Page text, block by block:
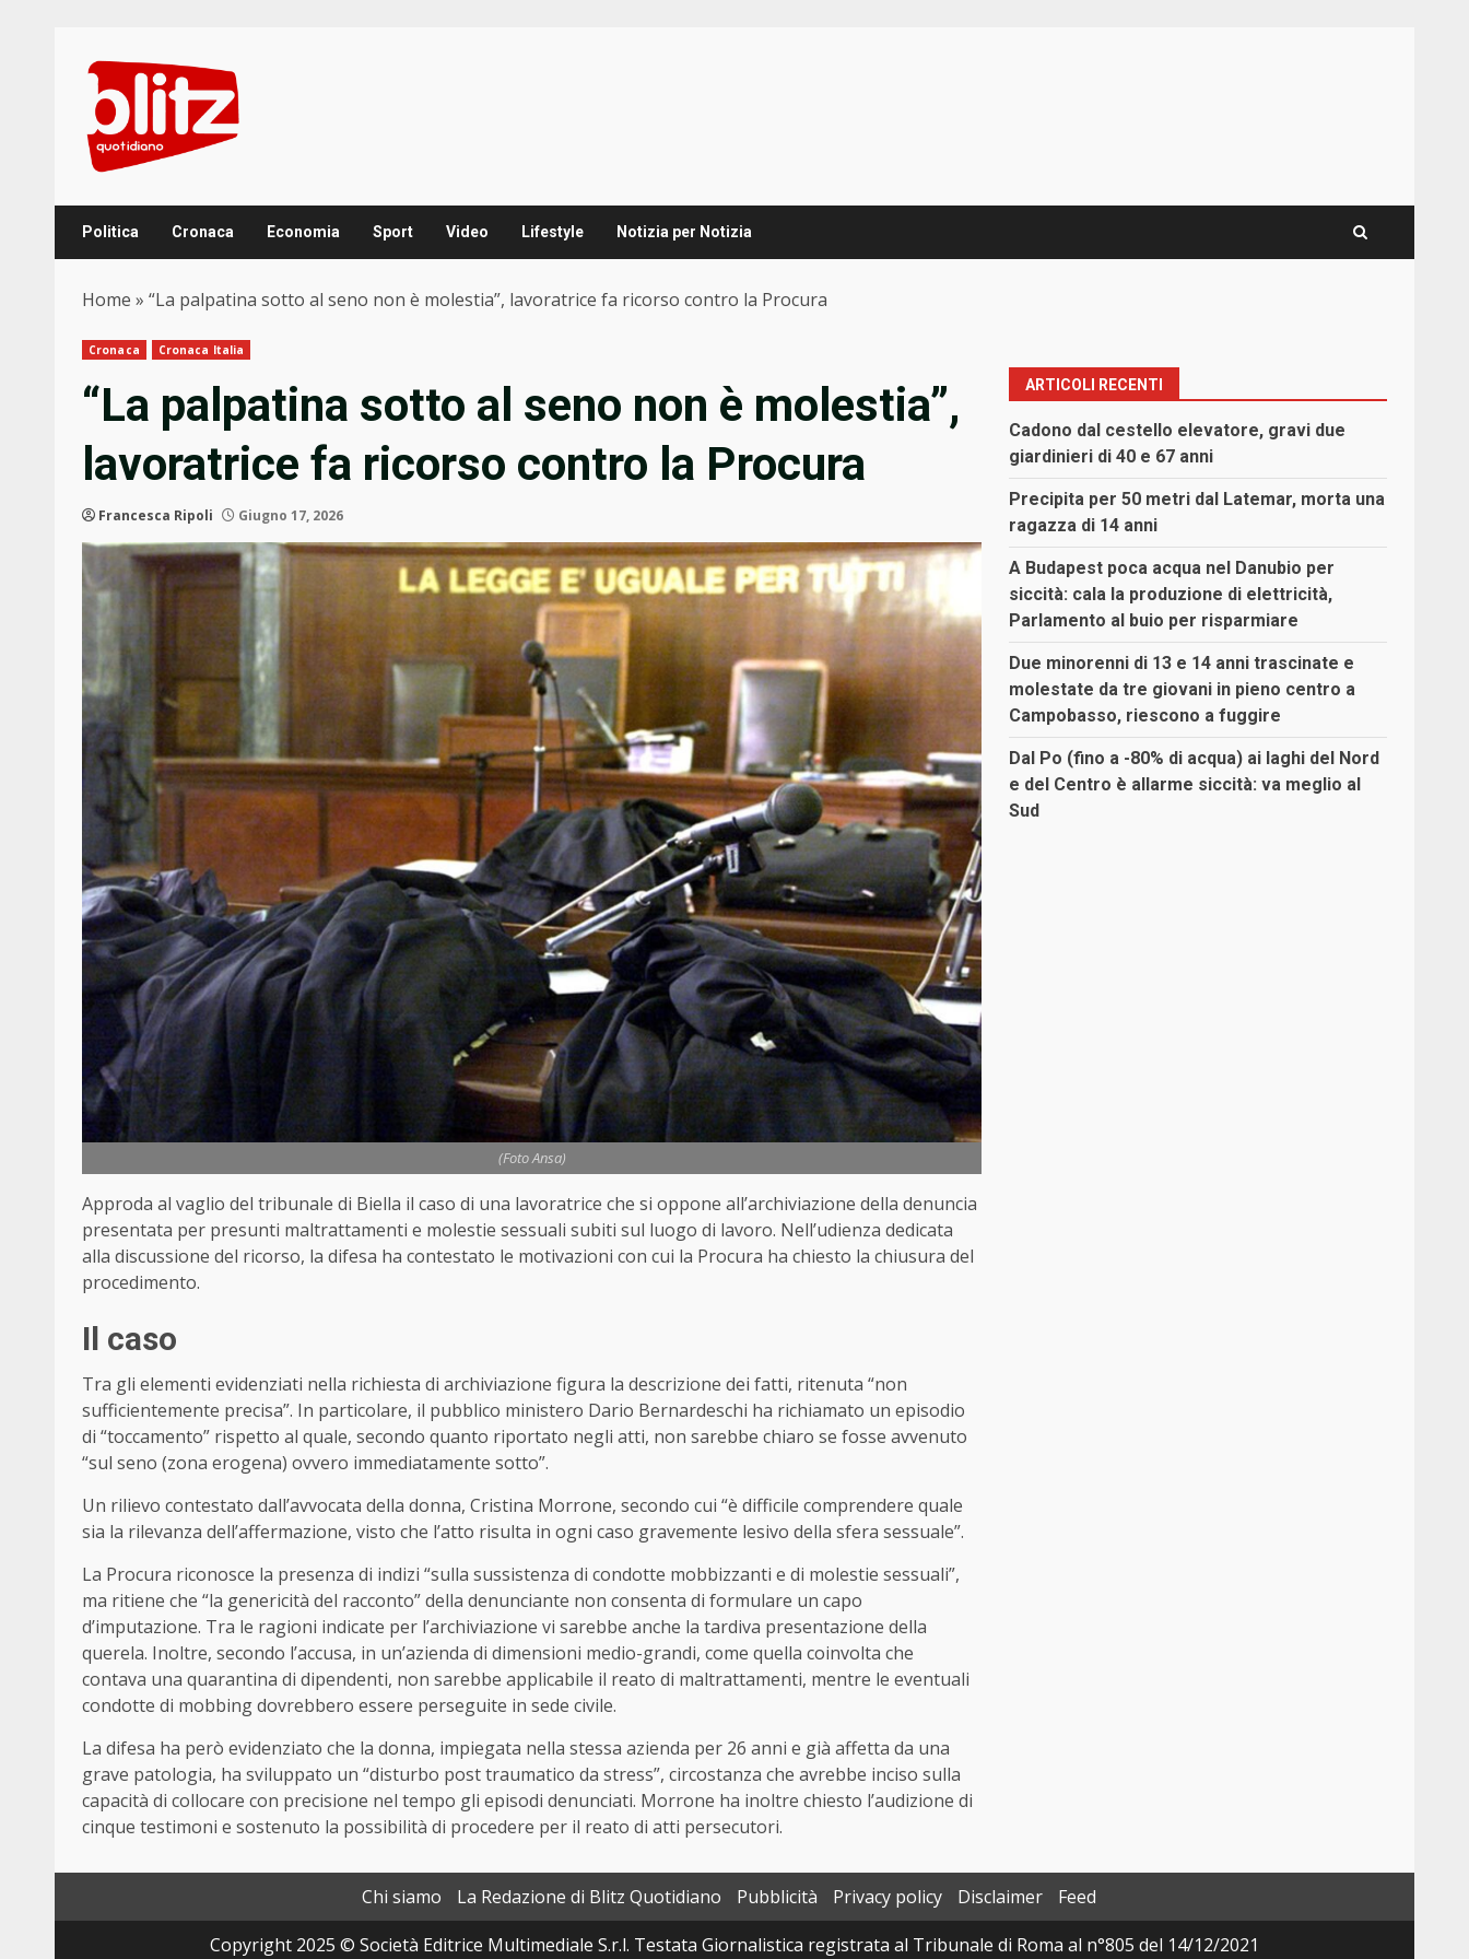
content
Politica Cronaca Economia Sport Video Lifestyle Notizia per Notizia
Home » “La palpatina sotto al seno non è molestia”, lavoratrice fa ricorso contro la Procura
Cronaca Cronaca Italia
“La palpatina sotto al seno non è molestia”,
lavoratrice fa ricorso contro la Procura
Francesca Ripoli Giugno 17, 2026
(Foto Ansa)
Approda al vaglio del tribunale di Biella il caso di una lavoratrice che si oppone all’archiviazione della denuncia
presentata per presunti maltrattamenti e molestie sessuali subiti sul luogo di lavoro. Nell’udienza dedicata
alla discussione del ricorso, la difesa ha contestato le motivazioni con cui la Procura ha chiesto la chiusura del
procedimento.
Il caso
Tra gli elementi evidenziati nella richiesta di archiviazione figura la descrizione dei fatti, ritenuta “non
sufficientemente precisa”. In particolare, il pubblico ministero Dario Bernardeschi ha richiamato un episodio
di “toccamento” rispetto al quale, secondo quanto riportato negli atti, non sarebbe chiaro se fosse avvenuto
“sul seno (zona erogena) ovvero immediatamente sotto”.
Un rilievo contestato dall’avvocata della donna, Cristina Morrone, secondo cui “è difficile comprendere quale
sia la rilevanza dell’affermazione, visto che l’atto risulta in ogni caso gravemente lesivo della sfera sessuale”.
La Procura riconosce la presenza di indizi “sulla sussistenza di condotte mobbizzanti e di molestie sessuali”,
ma ritiene che “la genericità del racconto” della denunciante non consenta di formulare un capo
d’imputazione. Tra le ragioni indicate per l’archiviazione vi sarebbe anche la tardiva presentazione della
querela. Inoltre, secondo l’accusa, in un’azienda di dimensioni medio-grandi, come quella coinvolta che
contava una quarantina di dipendenti, non sarebbe applicabile il reato di maltrattamenti, mentre le eventuali
condotte di mobbing dovrebbero essere perseguite in sede civile.
La difesa ha però evidenziato che la donna, impiegata nella stessa azienda per 26 anni e già affetta da una
grave patologia, ha sviluppato un “disturbo post traumatico da stress”, circostanza che avrebbe inciso sulla
capacità di collocare con precisione nel tempo gli episodi denunciati. Morrone ha inoltre chiesto l’audizione di
cinque testimoni e sostenuto la possibilità di procedere per il reato di atti persecutori.
ARTICOLI RECENTI
Cadono dal cestello elevatore, gravi due
giardinieri di 40 e 67 anni
Precipita per 50 metri dal Latemar, morta una
ragazza di 14 anni
A Budapest poca acqua nel Danubio per
siccità: cala la produzione di elettricità,
Parlamento al buio per risparmiare
Due minorenni di 13 e 14 anni trascinate e
molestate da tre giovani in pieno centro a
Campobasso, riescono a fuggire
Dal Po (fino a -80% di acqua) ai laghi del Nord
e del Centro è allarme siccità: va meglio al
Sud
Chi siamo La Redazione di Blitz Quotidiano Pubblicità Privacy policy Disclaimer
Feed
Copyright 2025 © Società Editrice Multimediale S.r.l. Testata Giornalistica registrata al Tribunale di Roma al n°805 del 14/12/2021